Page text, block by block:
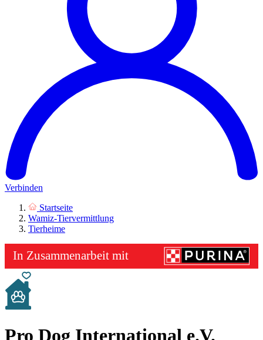
Verbinden
Startseite
Wamiz-Tiervermittlung
Tierheime
Pro Dog International e.V.